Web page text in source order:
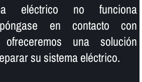
eléctrico no funciona
en contacto con
una solución
su sistema eléctrico.